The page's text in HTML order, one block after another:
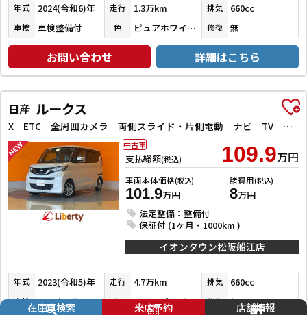
年式 2024(令和6)年 走行 1.3万km 排気 660cc
車検 車検整備付 色 ピュアホワイトパール 修復 無
お問い合わせ 詳細はこちら
日産 ルークス
X ETC 全周囲カメラ 両側スライド・片側電動 ナビ TV クリアランスソナー レーンアシスト 衝突被害軽減システム オートライト スマートキー アイドリングストップ 電動格納ミラー
支払総額(税込) 109.9万円
車両本体価格(税込)
101.9万円
諸費用(税込)
8万円
法定整備：整備付
保証付 (1ヶ月・1000km )
中古車
イオンタウン松阪船江店
年式 2023(令和5)年 走行 4.7万km 排気 660cc
車検 2028年1月 色 フローズンバニラパールメタリック 修復 無
在庫車検索 来店予約 店舗情報